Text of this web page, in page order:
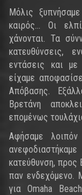
Μόλις
καιρός... Οι
χάνονται. Τα
κατευθύνσεις,
εντάσεις και
είχαμε
Απόβασης.
Βρετάνη
επομένως
Αφήσαμε
κατεύθυνση, προς
παν ενδεχόμενο.
για Omaha